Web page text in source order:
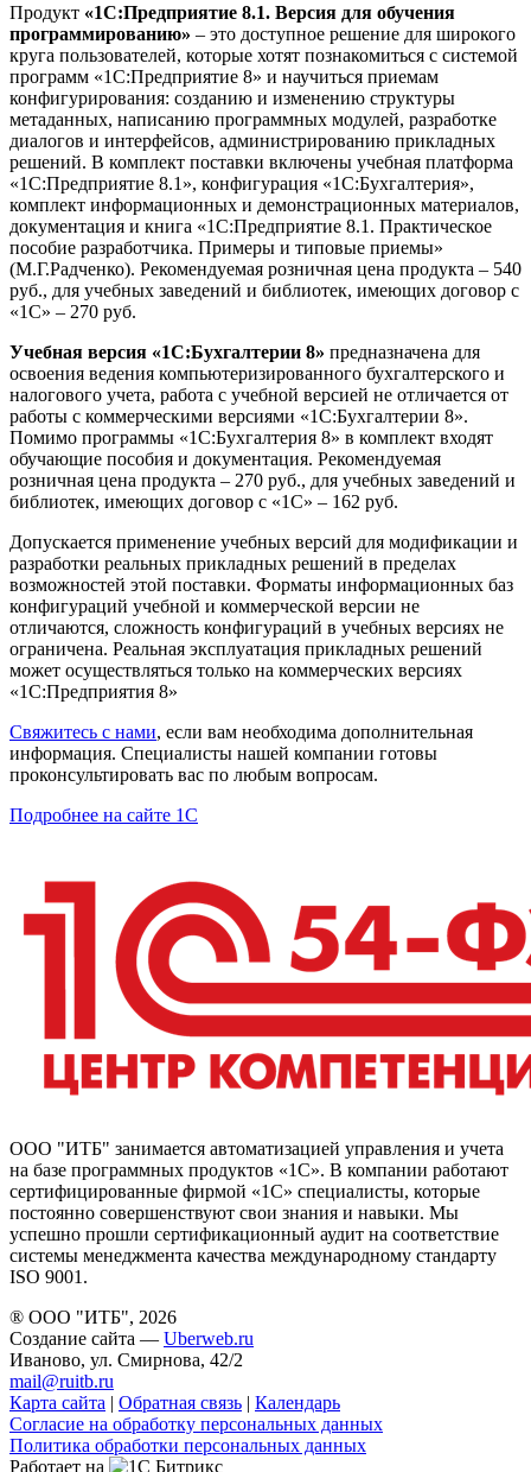
Продукт «1С:Предприятие 8.1. Версия для обучения
программированию» – это доступное решение для широкого
круга пользователей, которые хотят познакомиться с системой
программ «1С:Предприятие 8» и научиться приемам
конфигурирования: созданию и изменению структуры
метаданных, написанию программных модулей, разработке
диалогов и интерфейсов, администрированию прикладных
решений. В комплект поставки включены учебная платформа
«1С:Предприятие 8.1», конфигурация «1С:Бухгалтерия»,
комплект информационных и демонстрационных материалов,
документация и книга «1С:Предприятие 8.1. Практическое
пособие разработчика. Примеры и типовые приемы»
(М.Г.Радченко). Рекомендуемая розничная цена продукта – 540
руб., для учебных заведений и библиотек, имеющих договор с
«1С» – 270 руб.
Учебная версия «1С:Бухгалтерии 8» предназначена для
освоения ведения компьютеризированного бухгалтерского и
налогового учета, работа с учебной версией не отличается от
работы с коммерческими версиями «1С:Бухгалтерии 8».
Помимо программы «1С:Бухгалтерия 8» в комплект входят
обучающие пособия и документация. Рекомендуемая
розничная цена продукта – 270 руб., для учебных заведений и
библиотек, имеющих договор с «1С» – 162 руб.
Допускается применение учебных версий для модификации и
разработки реальных прикладных решений в пределах
возможностей этой поставки. Форматы информационных баз
конфигураций учебной и коммерческой версии не
отличаются, сложность конфигураций в учебных версиях не
ограничена. Реальная эксплуатация прикладных решений
может осуществляться только на коммерческих версиях
«1С:Предприятия 8»
Свяжитесь с нами, если вам необходима дополнительная
информация. Специалисты нашей компании готовы
проконсультировать вас по любым вопросам.
Подробнее на сайте 1С
ООО "ИТБ" занимается автоматизацией управления и учета
на базе программных продуктов «1С». В компании работают
сертифицированные фирмой «1С» специалисты, которые
постоянно совершенствуют свои знания и навыки. Мы
успешно прошли сертификационный аудит на соответствие
системы менеджмента качества международному стандарту
ISO 9001.
® ООО "ИТБ", 2026
Создание сайта — Uberweb.ru
Иваново, ул. Смирнова, 42/2
mail@ruitb.ru
Карта сайта | Обратная связь | Календарь
Согласие на обработку персональных данных
Политика обработки персональных данных
Работает на